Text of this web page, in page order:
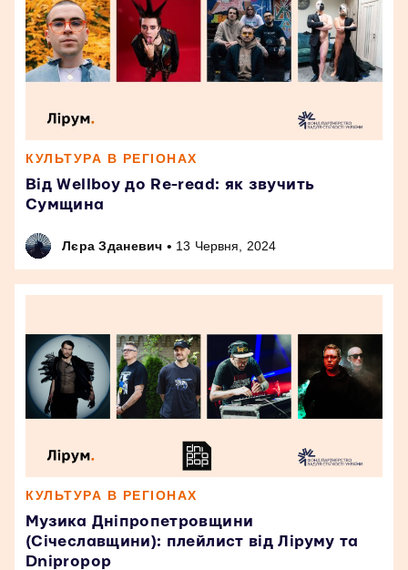
КУЛЬТУРА В РЕГІОНАХ
Від Wellboy до Re-read: як звучить
Сумщина
Лєра Зданевич • 13 Червня, 2024
КУЛЬТУРА В РЕГІОНАХ
Музика Дніпропетровщини
(Січеславщини): плейлист від Ліруму та
Dnipropop